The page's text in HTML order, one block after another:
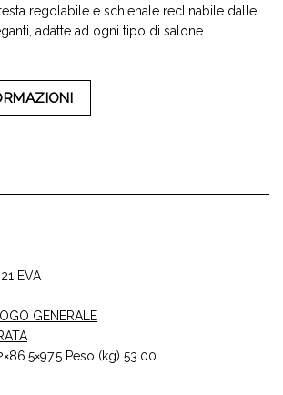
regolabile e schienale reclinabile dalle
adatte ad ogni tipo di salone.
EVA
GENERALE
Peso (kg) 53.00